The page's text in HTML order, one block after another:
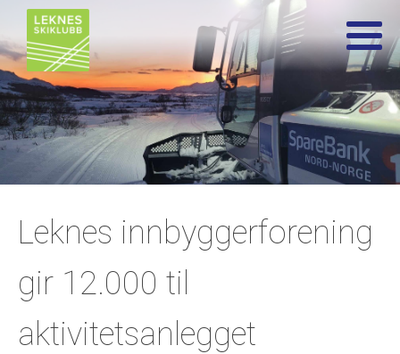
Leknes innbyggerforening
gir 12.000 til
aktivitetsanlegget